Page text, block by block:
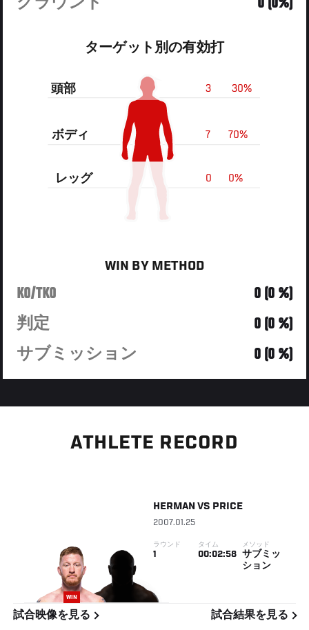
グラウンド
0 (0%)
ターゲット別の有効打
30%
3
頭部
70%
7
ボディ
0%
0
レッグ
WIN BY METHOD
KO/TKO
0 (0 %)
判定
0 (0 %)
サブミッション
0 (0 %)
ATHLETE RECORD
WIN
HERMAN VS PRICE
2007.01.25
ラウンド
1
タイム
00:02:58
メソッド
サブミッ
ション
試合映像を見る 試合結果を見る